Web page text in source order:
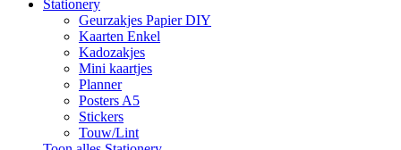
Stationery
Geurzakjes Papier DIY
Kaarten Enkel
Kadozakjes
Mini kaartjes
Planner
Posters A5
Stickers
Touw/Lint